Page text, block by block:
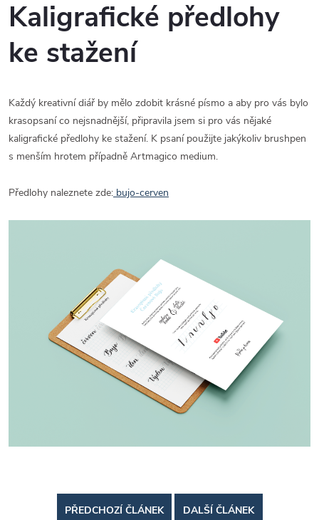
Kaligrafické předlohy
ke stažení
Každý kreativní diář by mělo zdobit krásné písmo a aby pro vás bylo
krasopsaní co nejsnadnější, připravila jsem si pro vás nějaké
kaligrafické předlohy ke stažení. K psaní použijte jakýkoliv brushpen
s menším hrotem případně Artmagico medium.
Předlohy naleznete zde: bujo-cerven
PŘEDCHOZÍ ČLÁNEK DALŠÍ ČLÁNEK